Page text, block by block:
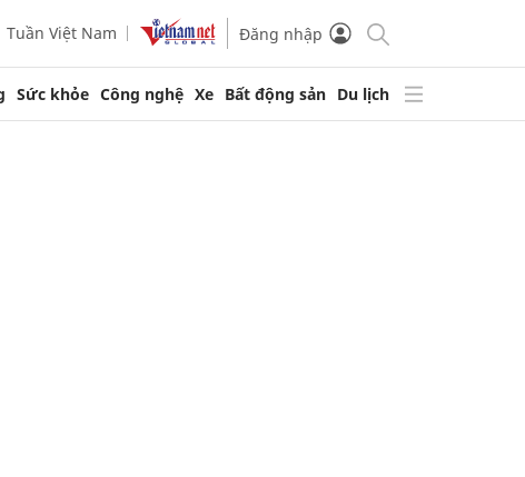
Tuần Việt Nam Đăng nhập
Sức khỏe Công nghệ Xe Bất động sản Du lịch